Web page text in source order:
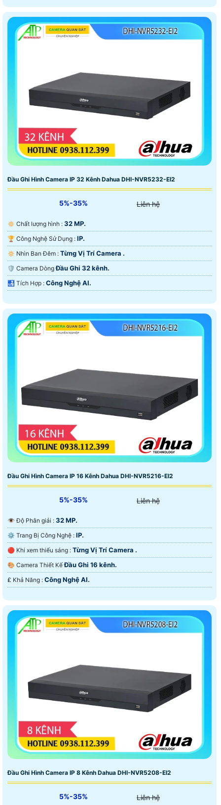
Đầu Ghi Hình Camera IP 32 Kênh Dahua DHI-NVR5232-EI2
5%-35% Liên hệ
🔅 Chất lượng hình : 32 MP.
🏆 Công Nghệ Sử Dụng : IP.
🔅 Nhìn Ban Đêm : Từng Vị Trí Camera .
🛡 Camera DòngĐầu Ghi 32 kênh.
️🛃 Tích Hợp : Công Nghệ AI.
Đầu Ghi Hình Camera IP 16 Kênh Dahua DHI-NVR5216-EI2
5%-35% Liên hệ
👁 Độ Phân giải : 32 MP.
⚙ Trang Bị Công Nghệ : IP.
🔴 Khi xem thiếu sáng : Từng Vị Trí Camera .
🎨 Camera Thiết KếĐầu Ghi 16 kênh.
️₤ Khả Năng : Công Nghệ AI.
Đầu Ghi Hình Camera IP 8 Kênh Dahua DHI-NVR5208-EI2
5%-35% Liên hệ